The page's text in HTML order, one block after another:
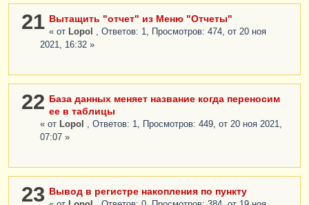
21 Вытащить "отчет" из Меню "Отчеты"
« от Lopol
, Ответов: 1, Просмотров: 474, от 20 ноя
2021, 16:32 »
22 База данных меняет название когда переносим
ее в таблицы
« от Lopol
, Ответов: 1, Просмотров: 449, от 20 ноя 2021,
07:07 »
23 Вывод в регистре накопления по пункту